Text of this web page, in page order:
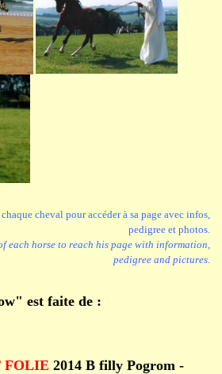
cheval pour accéder à sa page avec infos,
pedigree et photos.
each horse to reach his page with information,
pedigree and pictures.
est faite de :
FOLIE 2014 B filly Pogrom -